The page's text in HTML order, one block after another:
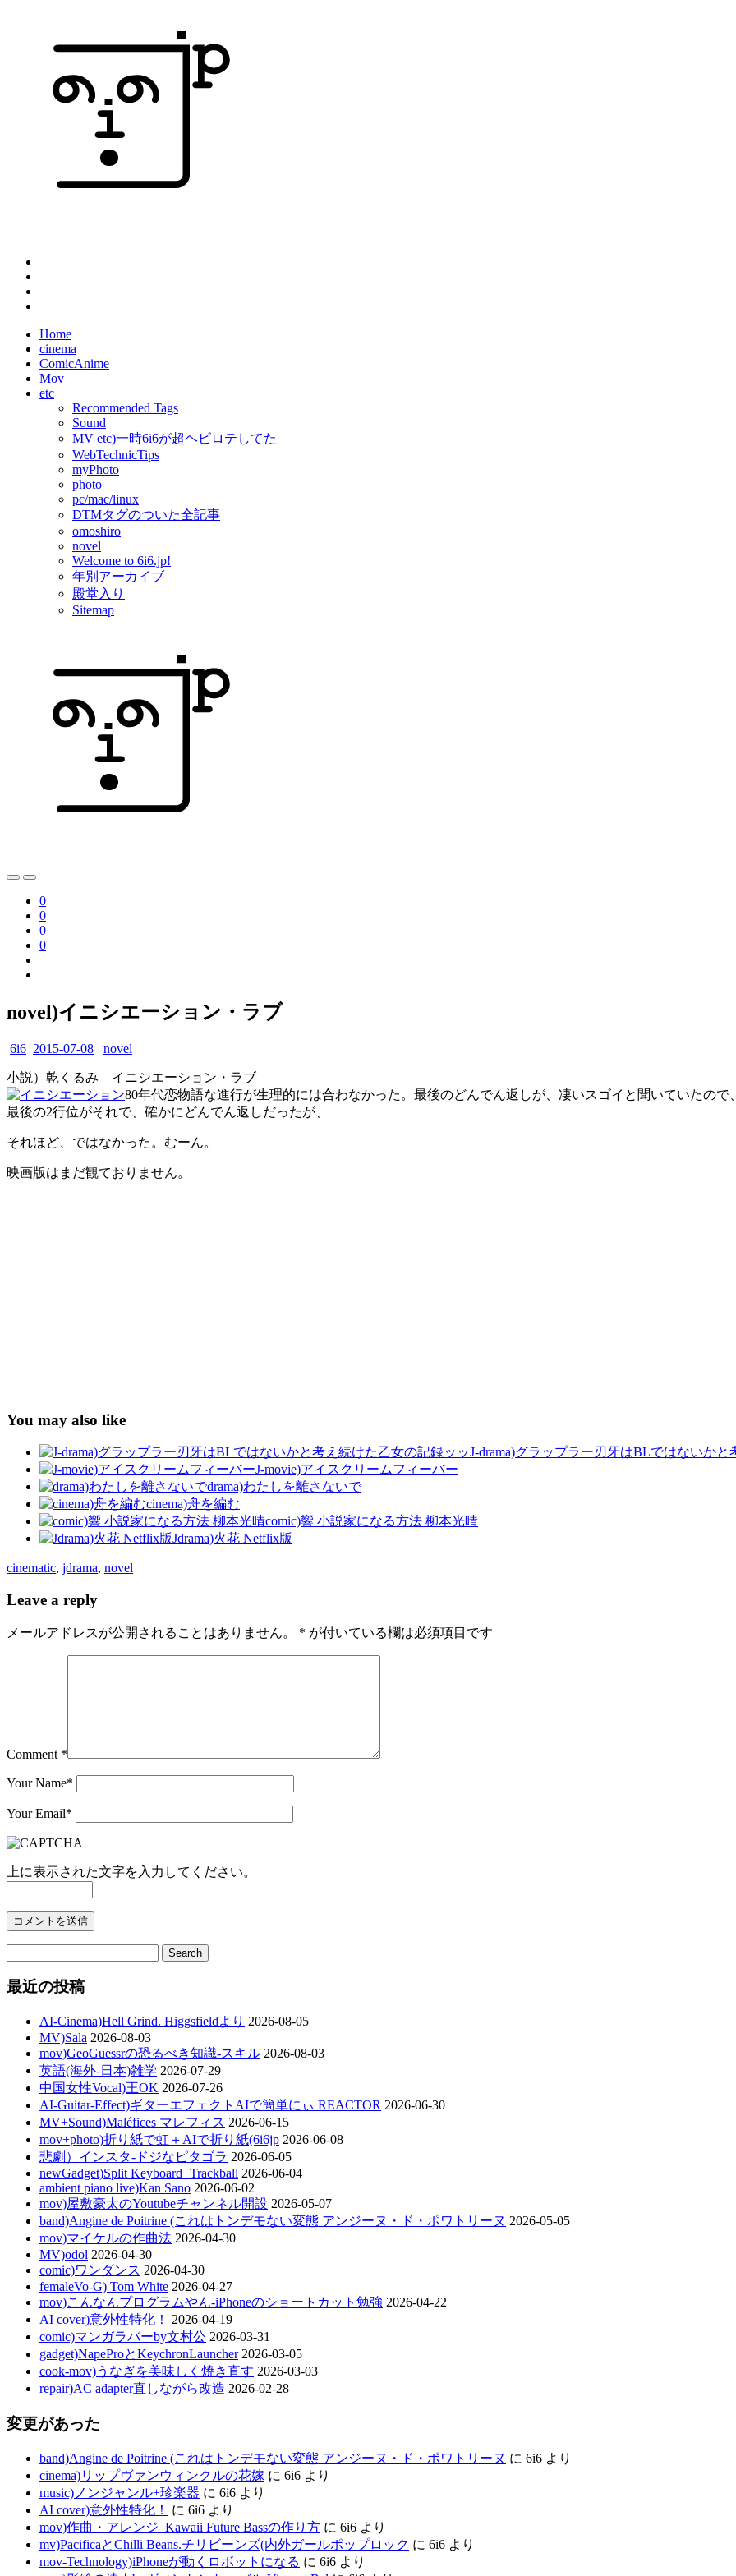
Home
cinema
ComicAnime
Mov
etc
Recommended Tags
Sound
MV etc)一時6i6が超ヘビロテしてた
WebTechnicTips
myPhoto
photo
pc/mac/linux
DTMタグのついた全記事
omoshiro
novel
Welcome to 6i6.jp!
年別アーカイブ
殿堂入り
Sitemap
0
0
0
0
novel)イニシエーション・ラブ
6i6 2015-07-08 novel
小説）乾くるみ イニシエーション・ラブ
80年代恋物語な進行が生理的には合わなかった。最後のどんでん返しが、凄いスゴイと聞いていたので
最後の2行位がそれで、確かにどんでん返しだったが、
それほど、ではなかった。むーん。
映画版はまだ観ておりません。
You may also like
J-drama)グラップラー刃牙はBLではないか
J-movie)アイスクリームフィーバー
drama)わたしを離さないで
cinema)舟を編む
comic)響 小説家になる方法 柳本光晴
Jdrama)火花 Netflix版
cinematic, jdrama, novel
Leave a reply
メールアドレスが公開されることはありません。 * が付いている欄は必須項目です
Comment *
Your Name*
Your Email*
上に表示された文字を入力してください。
最近の投稿
AI-Cinema)Hell Grind. Higgsfieldより 2026-08-05
MV)Sala 2026-08-03
mov)GeoGuessrの恐るべき知識-スキル 2026-08-03
英語(海外-日本)雑学 2026-07-29
中国女性Vocal)王OK 2026-07-26
AI-Guitar-Effect)ギターエフェクトAIで簡単にぃ REACTOR 2026-06-30
MV+Sound)Maléfices マレフィス 2026-06-15
mov+photo)折り紙で虹＋AIで折り紙(6i6jp 2026-06-08
悲劇）インスタ-ドジなピタゴラ 2026-06-05
newGadget)Split Keyboard+Trackball 2026-06-04
ambient piano live)Kan Sano 2026-06-02
mov)屋敷豪太のYoutubeチャンネル開設 2026-05-07
band)Angine de Poitrine (これはトンデモない変態 アンジーヌ・ド・ポワトリーヌ 2026-05-05
mov)マイケルの作曲法 2026-04-30
MV)odol 2026-04-30
comic)ワンダンス 2026-04-30
femaleVo-G) Tom White 2026-04-27
mov)こんなんプログラムやん-iPhoneのショートカット勉強 2026-04-22
AI cover)意外性特化！
2026-04-19
comic)マンガラバーby文村公 2026-03-31
gadget)NapeProとKeychronLauncher 2026-03-05
cook-mov)うなぎを美味しく焼き直す 2026-03-03
repair)AC adapter直しながら改造 2026-02-28
変更があった
band)Angine de Poitrine (これはトンデモない変態 アンジーヌ・ド・ポワトリーヌ に 6i6 より
cinema)リップヴァンウィンクルの花嫁 に 6i6 より
music)ノンジャンル+珍楽器 に 6i6 より
AI cover)意外性特化！
に 6i6 より
mov)作曲・アレンジ_Kawaii Future Bassの作り方 に 6i6 より
mv)PacificaとChilli Beans.チリビーンズ(内外ガールポップロック に 6i6 より
mov-Technology)iPhoneが動くロボットになる に 6i6 より